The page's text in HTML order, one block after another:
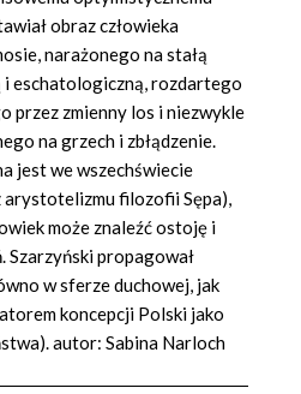
obraz człowieka
narażonego na stałą
i eschatologiczną, rozdartego
przez zmienny los i niezwykle
na grzech i zbłądzenie.
jest we wszechświecie
arystotelizmu filozofii Sępa),
może znaleźć ostoję i
Szarzyński propagował
w sferze duchowej, jak
koncepcji Polski jako
autor: Sabina Narloch